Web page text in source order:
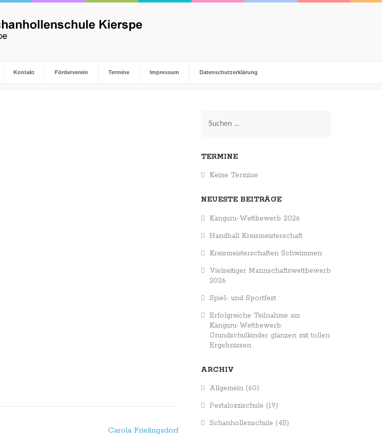
Kontakt Förderverein Termine Impressum Datenschutzerklärung
Carola Frielingsdorf
Suchen
nach:
TERMINE
Keine Termine
NEUESTE BEITRÄGE
Känguru-Wettbewerb 2026
Handball Kreismeisterschaft
Kreismeisterschaften Schwimmen
Vielseitiger Mannschaftswettbewerb
2026
Spiel- und Sportfest
Erfolgreiche Teilnahme am
Känguru-Wettbewerb:
Grundschulkinder glänzen mit tollen
Ergebnissen
ARCHIV
Allgemein(60)
Pestalozzischule (19)
Schanhollenschule (45)